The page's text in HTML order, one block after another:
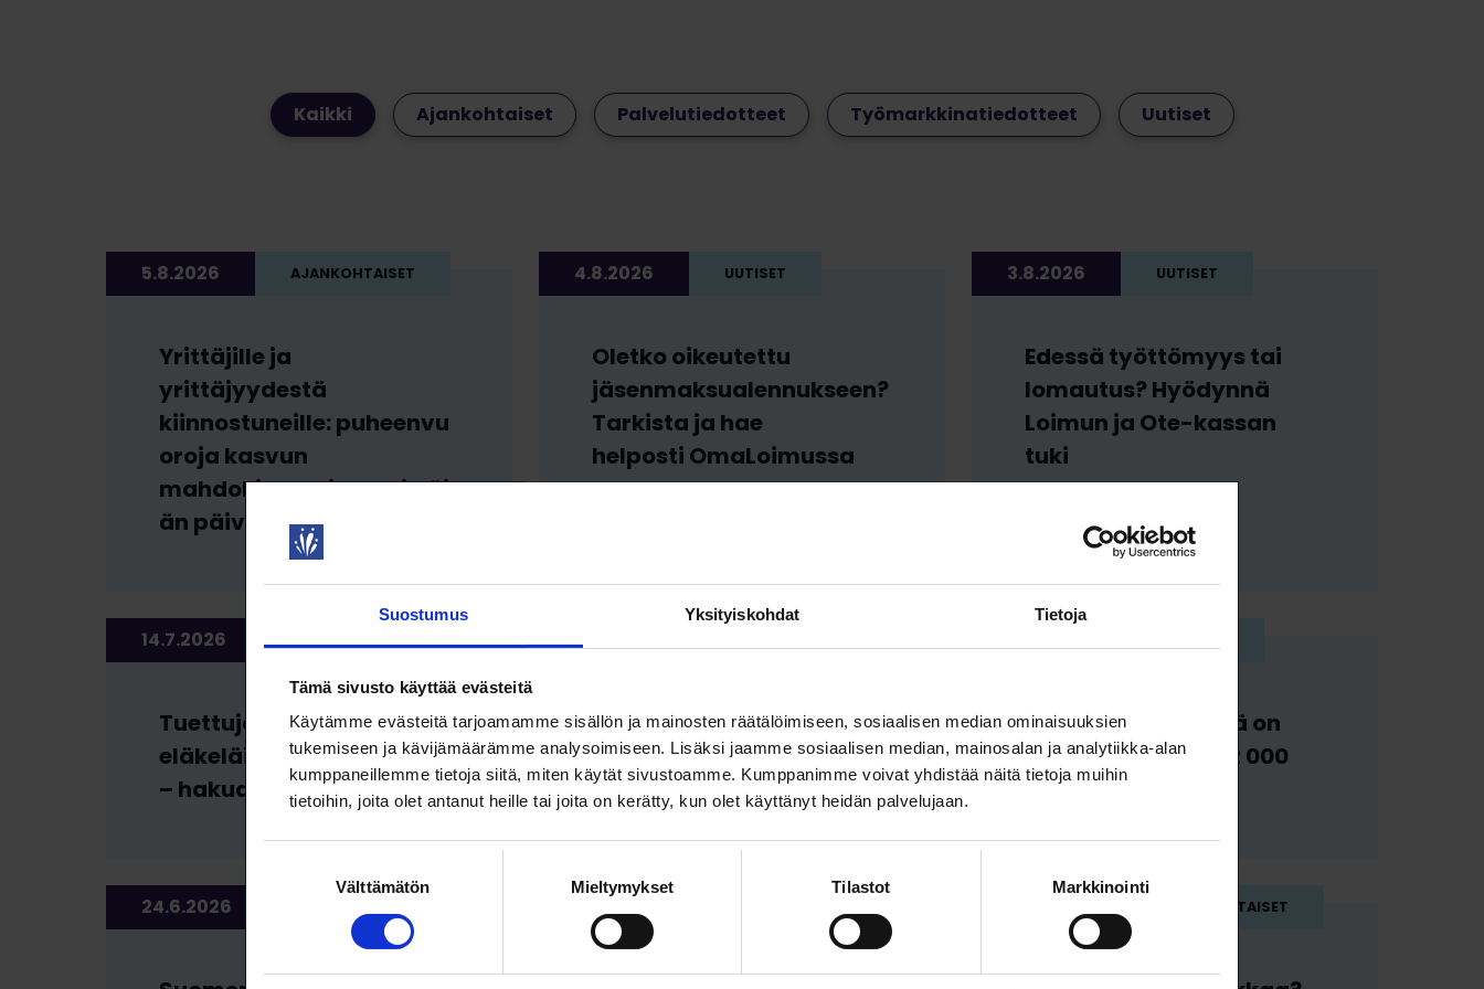
Suostumus Yksityiskohdat Tietoja
Tämä sivusto käyttää evästeitä
Käytämme evästeitä tarjoamamme sisällön ja mainosten räätälöimiseen, sosiaalisen median ominaisuuksien
tukemiseen ja kävijämäärämme analysoimiseen. Lisäksi jaamme sosiaalisen median, mainosalan ja analytiikka-alan
kumppaneillemme tietoja siitä, miten käytät sivustoamme. Kumppanimme voivat yhdistää näitä tietoja muihin
tietoihin, joita olet antanut heille tai joita on kerätty, kun olet käyttänyt heidän palvelujaan.
Välttämätön Mieltymykset Tilastot Markkinointi
Kaikki Ajankohtaiset Palvelutiedotteet Työmarkkinatiedotteet Uutiset
5.8.2026 AJANKOHTAISET
Yrittäjille ja
yrittäjyydestä
kiinnostuneille: puheenvu
oroja kasvun
mahdollisuuksista Yrittäj
än päivänä 4.9.
4.8.2026 UUTISET
Oletko oikeutettu
jäsenmaksualennukseen?
Tarkista ja hae
helposti OmaLoimussa
3.8.2026 UUTISET
Edessä työttömyys tai
lomautus? Hyödynnä
Loimun ja Ote-kassan
tuki
14.7.2026
Tuettuja lomia perheille,
eläkeläisille ja työttömille
– hakuaika käynnissä
27.6.2026
Helsinki Pridessä huikea
määrä osallistujia - myös
loimulaisia!
Luonnontieteilijöitä on
työttömänä jo yli 2 000
24.6.2026 AJANKOHTAISET